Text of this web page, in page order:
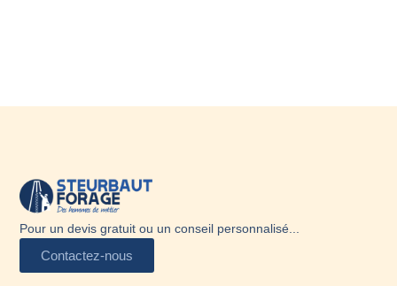
Pour un devis gratuit ou un conseil personnalisé...
Contactez-nous